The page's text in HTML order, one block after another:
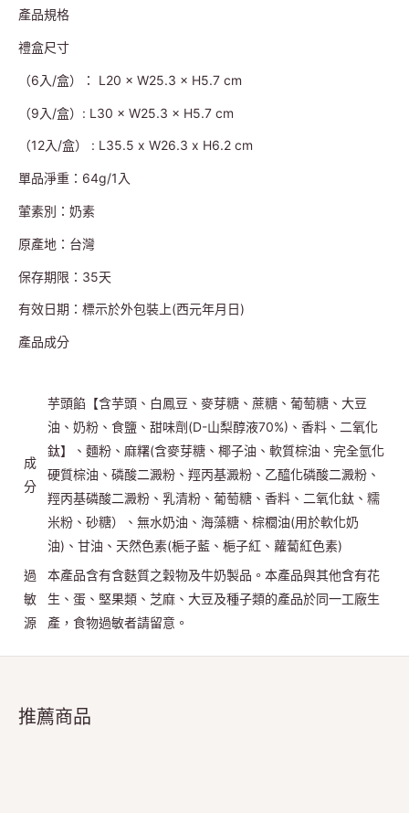
產品規格
禮盒尺寸
（6入/盒）： L20 × W25.3 × H5.7 cm
（9入/盒）: L30 × W25.3 × H5.7 cm
（12入/盒） : L35.5 x W26.3 x H6.2 cm
單品淨重：64g/1入
葷素別：奶素
原產地：台灣
保存期限：35天
有效日期：標示於外包裝上(西元年月日)
產品成分
成
分
芋頭餡【含芋頭、白鳳豆、麥芽糖、蔗糖、葡萄糖、大豆
油、奶粉、食鹽、甜味劑(D-山梨醇液70%)、香料、二氧化
鈦】、麵粉、麻糬(含麥芽糖、椰子油、軟質棕油、完全氫化
硬質棕油、磷酸二澱粉、羥丙基澱粉、乙醯化磷酸二澱粉、
羥丙基磷酸二澱粉、乳清粉、葡萄糖、香料、二氧化鈦、糯
米粉、砂糖）、無水奶油、海藻糖、棕櫚油(用於軟化奶
油)、甘油、天然色素(梔子藍、梔子紅、蘿蔔紅色素)
過
敏
源
本產品含有含麩質之穀物及牛奶製品。本產品與其他含有花
生、蛋、堅果類、芝麻、大豆及種子類的產品於同一工廠生
產，食物過敏者請留意。
推薦商品